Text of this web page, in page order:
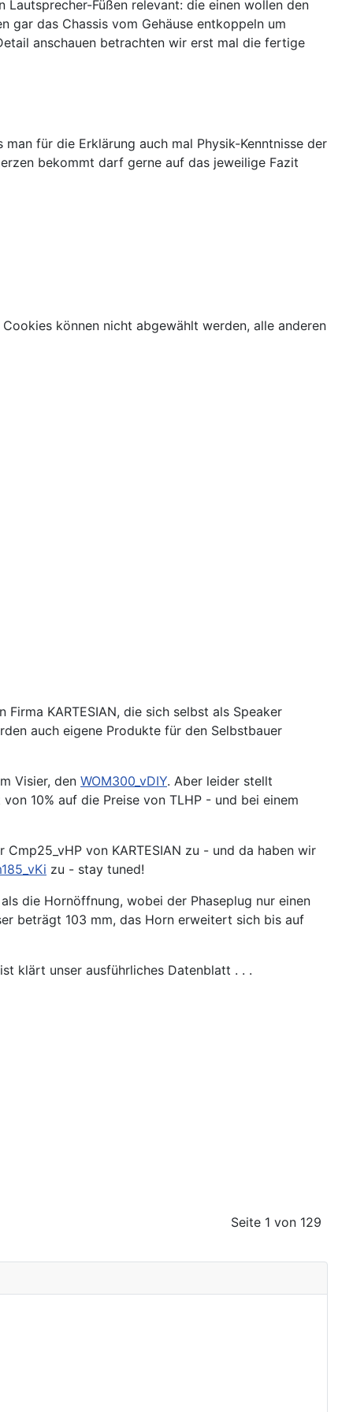
Füßen relevant: die einen wollen den
gar das Chassis vom Gehäuse entkoppeln um
anschauen betrachten wir erst mal die fertige
für die Erklärung auch mal Physik-Kenntnisse der
bekommt darf gerne auf das jeweilige Fazit
KARTESIAN, die sich selbst als Speaker
auch eigene Produkte für den Selbstbauer
Visier, den WOM300_vDIY. Aber leider stellt
10% auf die Preise von TLHP - und bei einem
von KARTESIAN zu - und da haben wir
zu - stay tuned!
die Hornöffnung, wobei der Phaseplug nur einen
beträgt 103 mm, das Horn erweitert sich bis auf
klärt unser ausführliches Datenblatt . . .
Seite 1 von 129
können nicht abgewählt werden, alle anderen